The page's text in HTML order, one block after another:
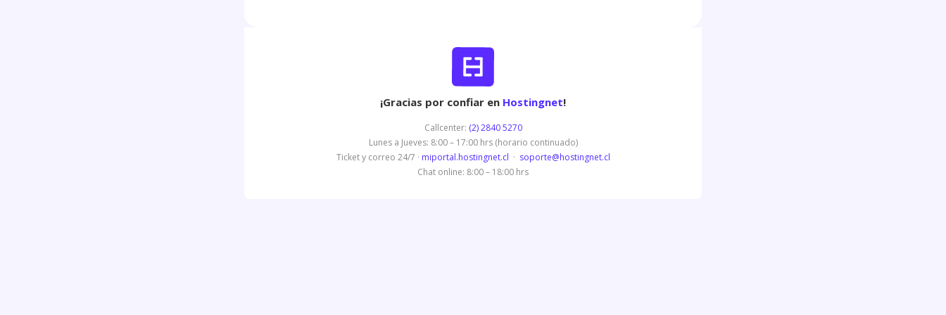
¡Gracias por confiar en Hostingnet!
Callcenter: (2) 2840 5270
Lunes a Jueves: 8:00 – 17:00 hrs (horario continuado)
Ticket y correo 24/7 · miportal.hostingnet.cl · soporte@hostingnet.cl
Chat online: 8:00 – 18:00 hrs